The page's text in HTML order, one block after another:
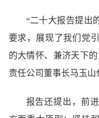
“二十大报告提出
要求，展现了我们党
的大情怀、兼济天下
责任公司董事长马玉山
报告还提出，前